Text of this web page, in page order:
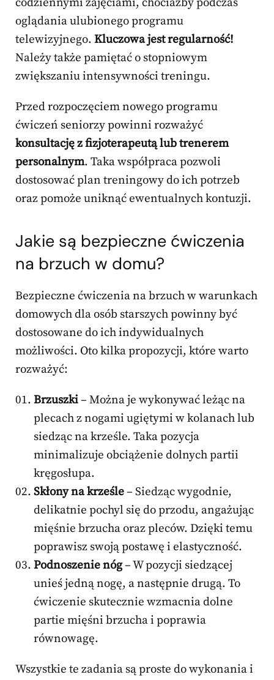
codziennymi zajęciami, chociażby podczas
oglądania ulubionego programu
telewizyjnego. Kluczowa jest regularność!
Należy także pamiętać o stopniowym
zwiększaniu intensywności treningu.
Przed rozpoczęciem nowego programu
ćwiczeń seniorzy powinni rozważyć
konsultację z fizjoterapeutą lub trenerem
personalnym. Taka współpraca pozwoli
dostosować plan treningowy do ich potrzeb
oraz pomoże uniknąć ewentualnych kontuzji.
Jakie są bezpieczne ćwiczenia
na brzuch w domu?
Bezpieczne ćwiczenia na brzuch w warunkach
domowych dla osób starszych powinny być
dostosowane do ich indywidualnych
możliwości. Oto kilka propozycji, które warto
rozważyć:
Brzuszki– Można je wykonywać leżąc na
plecach z nogami ugiętymi w kolanach lub
siedząc na krześle. Taka pozycja
minimalizuje obciążenie dolnych partii
kręgosłupa.
Skłony na krześle– Siedząc wygodnie,
delikatnie pochyl się do przodu, angażując
mięśnie brzucha oraz pleców. Dzięki temu
poprawisz swoją postawę i elastyczność.
Podnoszenie nóg– W pozycji siedzącej
unieś jedną nogę, a następnie drugą. To
ćwiczenie skutecznie wzmacnia dolne
partie mięśni brzucha i poprawia
równowagę.
Wszystkie te zadania są proste do wykonania i